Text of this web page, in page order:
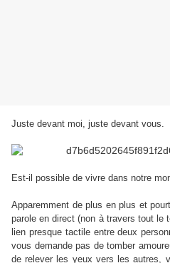
Juste devant moi, juste devant vous.
Est-il possible de vivre dans notre
Apparemment de plus en plus et
parole en direct (non à travers tout le
lien presque tactile entre deux
vous demande pas de tomber
de relever les yeux vers les autres,